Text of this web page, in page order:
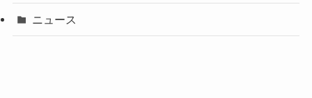
ニュース